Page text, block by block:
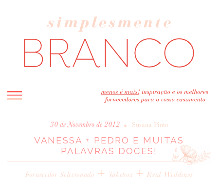
INICIO
BLOG
MELHOR INSPIRAÇÃO
ENTREVISTAS
30 de Novembro de 2012 • Susana Pinto
VANESSA + PEDRO E MUITAS
PALAVRAS DOCES!
Fornecedor Selecionado + Jukebox +Real Weddings